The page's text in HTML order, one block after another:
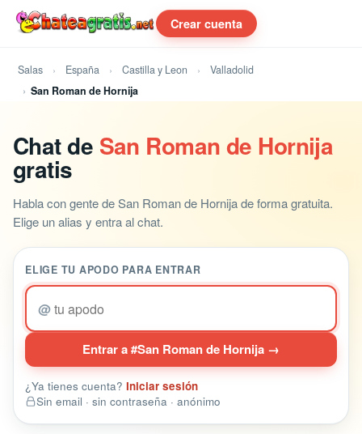
Crear cuenta
Salas España Castilla y Leon
Valladolid
San Roman de Hornija
Chat de San Roman de Hornija
gratis
Habla con gente de San Roman de Hornija de forma gratuita.
Elige un alias y entra al chat.
ELIGE TU APODO PARA ENTRAR
@
Entrar a #San Roman de Hornija →
¿Ya tienes cuenta? Iniciar sesión
Sin email · sin contraseña · anónimo